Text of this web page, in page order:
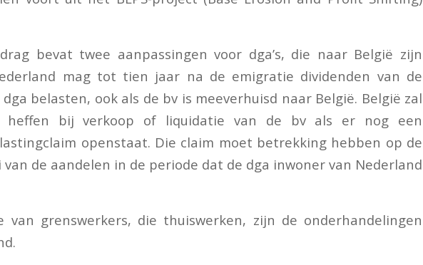
bevat twee aanpassingen voor dga’s, die naar België zijn
mag tot tien jaar na de emigratie dividenden van de
belasten, ook als de bv is meeverhuisd naar België. België zal
heffen bij verkoop of liquidatie van de bv als er nog een
openstaat. Die claim moet betrekking hebben op de
de aandelen in de periode dat de dga inwoner van Nederland
van grenswerkers, die thuiswerken, zijn de onderhandelingen